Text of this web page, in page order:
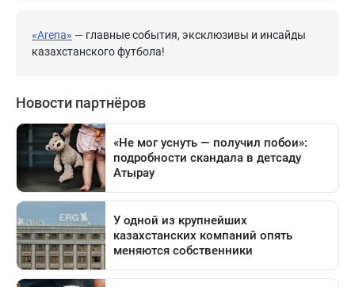
«Arena» — главные события, эксклюзивы и инсайды
казахстанского футбола!